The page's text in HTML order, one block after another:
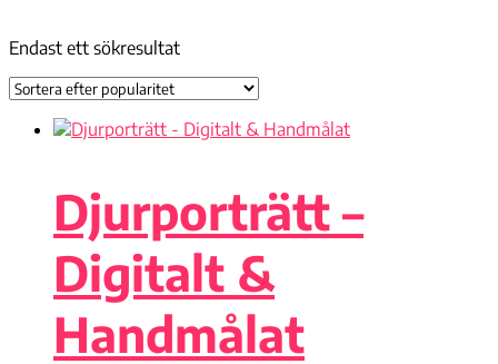
Endast ett sökresultat
Djurporträtt –
Digitalt &
Handmålat